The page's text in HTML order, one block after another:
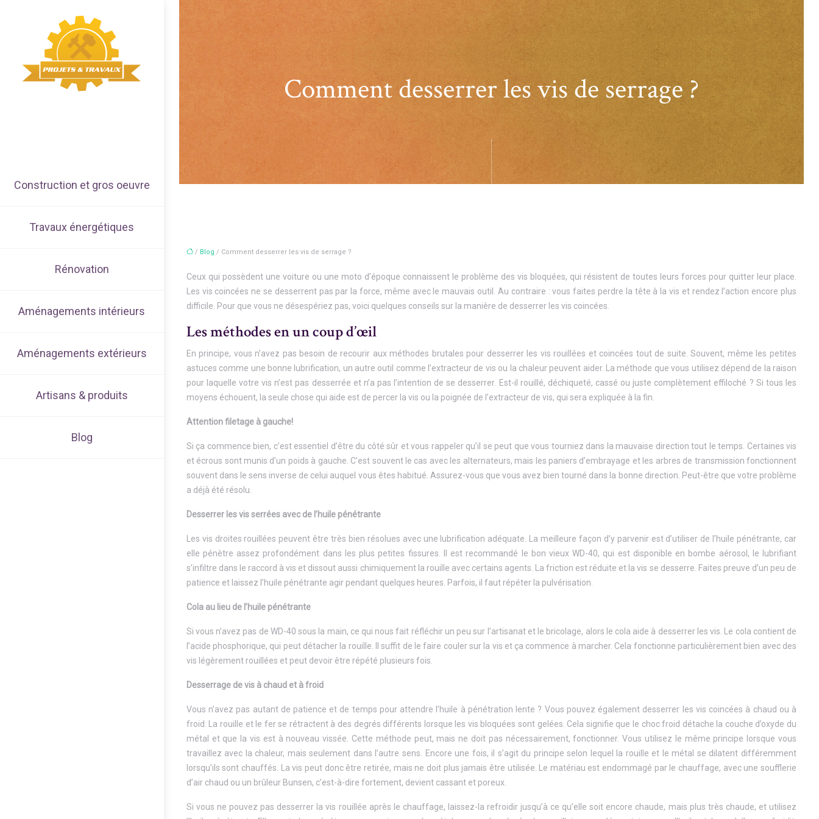
Construction et gros oeuvre
Travaux énergétiques
Rénovation
Aménagements intérieurs
Aménagements extérieurs
Artisans & produits
Blog
Comment desserrer les vis de serrage ?
/ Blog / Comment desserrer les vis de serrage ?
Ceux qui possèdent une voiture ou une moto d’époque connaissent le problème des vis bloquées, qui résistent de toutes leurs forces pour quitter leur place.
Les vis coincées ne se desserrent pas par la force, même avec le mauvais outil. Au contraire : vous faites perdre la tête à la vis et rendez l’action encore plus
difficile. Pour que vous ne désespériez pas, voici quelques conseils sur la manière de desserrer les vis coincées.
Les méthodes en un coup d’œil
En principe, vous n’avez pas besoin de recourir aux méthodes brutales pour desserrer les vis rouillées et coincées tout de suite. Souvent, même les petites
astuces comme une bonne lubrification, un autre outil comme l’extracteur de vis ou la chaleur peuvent aider. La méthode que vous utilisez dépend de la raison
pour laquelle votre vis n’est pas desserrée et n’a pas l’intention de se desserrer. Est-il rouillé, déchiqueté, cassé ou juste complètement effiloché ? Si tous les
moyens échouent, la seule chose qui aide est de percer la vis ou la poignée de l’extracteur de vis, qui sera expliquée à la fin.
Attention filetage à gauche!
Si ça commence bien, c’est essentiel d’être du côté sûr et vous rappeler qu’il se peut que vous tourniez dans la mauvaise direction tout le temps. Certaines vis
et écrous sont munis d’un poids à gauche. C’est souvent le cas avec les alternateurs, mais les paniers d’embrayage et les arbres de transmission fonctionnent
souvent dans le sens inverse de celui auquel vous êtes habitué. Assurez-vous que vous avez bien tourné dans la bonne direction. Peut-être que votre problème
a déjà été résolu.
Desserrer les vis serrées avec de l’huile pénétrante
Les vis droites rouillées peuvent être très bien résolues avec une lubrification adéquate. La meilleure façon d’y parvenir est d’utiliser de l’huile pénétrante, car
elle pénètre assez profondément dans les plus petites fissures. Il est recommandé le bon vieux WD-40, qui est disponible en bombe aérosol, le lubrifiant
s’infiltre dans le raccord à vis et dissout aussi chimiquement la rouille avec certains agents. La friction est réduite et la vis se desserre. Faites preuve d’un peu de
patience et laissez l’huile pénétrante agir pendant quelques heures. Parfois, il faut répéter la pulvérisation.
Cola au lieu de l’huile pénétrante
Si vous n’avez pas de WD-40 sous la main, ce qui nous fait réfléchir un peu sur l’artisanat et le bricolage, alors le cola aide à desserrer les vis. Le cola contient de
l’acide phosphorique, qui peut détacher la rouille. Il suffit de le faire couler sur la vis et ça commence à marcher. Cela fonctionne particulièrement bien avec des
vis légèrement rouillées et peut devoir être répété plusieurs fois.
Desserrage de vis à chaud et à froid
Vous n’avez pas autant de patience et de temps pour attendre l’huile à pénétration lente ? Vous pouvez également desserrer les vis coincées à chaud ou à
froid. La rouille et le fer se rétractent à des degrés différents lorsque les vis bloquées sont gelées. Cela signifie que le choc froid détache la couche d’oxyde du
métal et que la vis est à nouveau vissée. Cette méthode peut, mais ne doit pas nécessairement, fonctionner. Vous utilisez le même principe lorsque vous
travaillez avec la chaleur, mais seulement dans l’autre sens. Encore une fois, il s’agit du principe selon lequel la rouille et le métal se dilatent différemment
lorsqu’ils sont chauffés. La vis peut donc être retirée, mais ne doit plus jamais être utilisée. Le matériau est endommagé par le chauffage, avec une soufflerie
d’air chaud ou un brûleur Bunsen, c’est-à-dire fortement, devient cassant et poreux.
Si vous ne pouvez pas desserrer la vis rouillée après le chauffage, laissez-la refroidir jusqu’à ce qu’elle soit encore chaude, mais plus très chaude, et utilisez